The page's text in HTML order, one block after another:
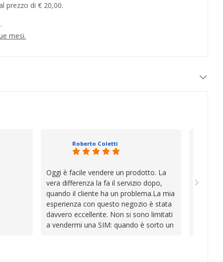
prezzo di € 20,00.
mesi.
Roberto Coletti
Oggi è facile vendere un prodotto. La
vera differenza la fa il servizio dopo,
quando il cliente ha un problema.La mia
esperienza con questo negozio è stata
davvero eccellente. Non si sono limitati
a vendermi una SIM: quando è sorto un
sono